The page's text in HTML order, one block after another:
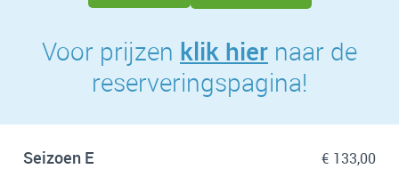
Voor prijzen klik hier naar de
reserveringspagina!
Seizoen E € 133,00